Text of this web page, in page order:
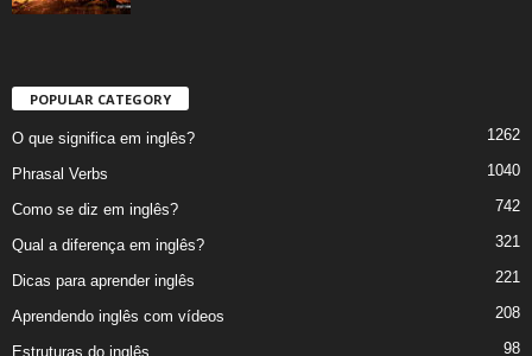
POPULAR CATEGORY
O que significa em inglês? 1262
Phrasal Verbs 1040
Como se diz em inglês? 742
Qual a diferença em inglês? 321
Dicas para aprender inglês 221
Aprendendo inglês com vídeos 208
Estruturas do inglês 98